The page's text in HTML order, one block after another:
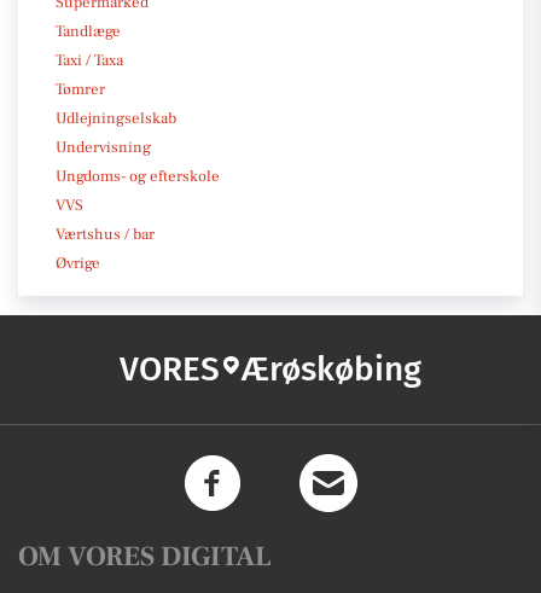
Tandlæge
Taxi / Taxa
Tømrer
Udlejningselskab
Undervisning
Ungdoms- og efterskole
VVS
Værtshus / bar
Øvrige
VORES Ærøskøbing
OM VORES DIGITAL